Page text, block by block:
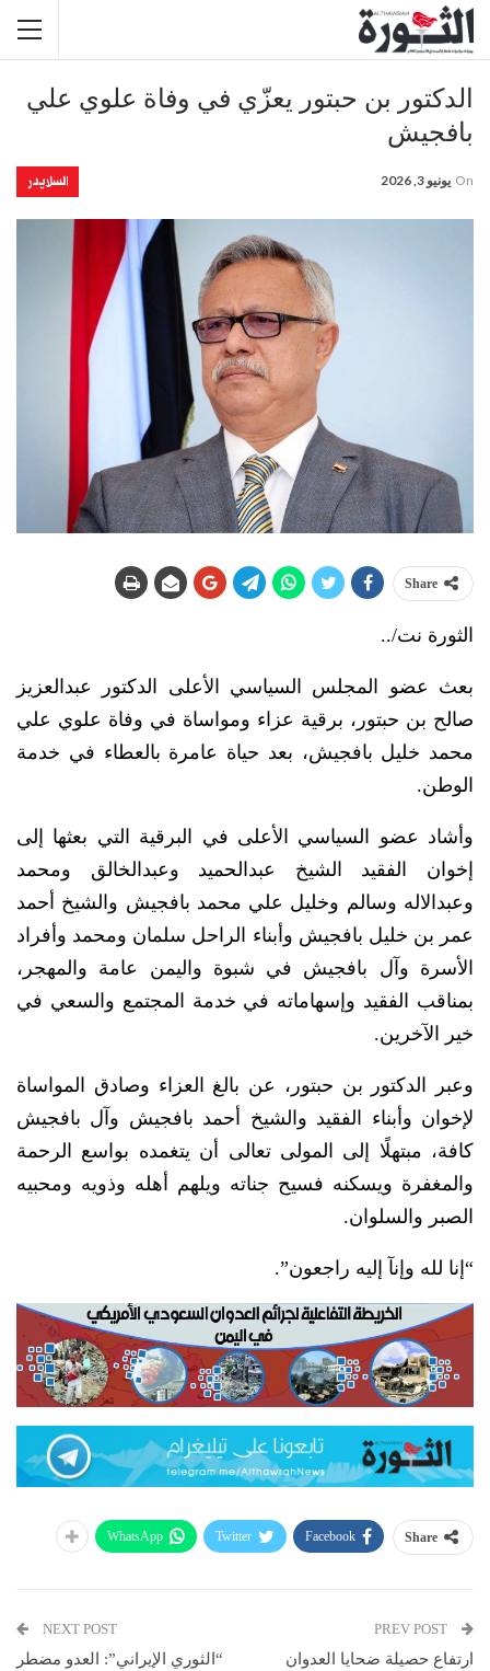
الدكتور بن حبتور يعزّي في وفاة علوي علي
بافجيش
السلايدر On يونيو 3, 2026
Share
الثورة نت/..
بعث عضو المجلس السياسي الأعلى الدكتور عبدالعزيز
صالح بن حبتور، برقية عزاء ومواساة في وفاة علوي علي
محمد خليل بافجيش، بعد حياة عامرة بالعطاء في خدمة
الوطن.
وأشاد عضو السياسي الأعلى في البرقية التي بعثها إلى
إخوان الفقيد الشيخ عبدالحميد وعبدالخالق ومحمد
وعبدالاله وسالم وخليل علي محمد بافجيش والشيخ أحمد
عمر بن خليل بافجيش وأبناء الراحل سلمان ومحمد وأفراد
الأسرة وآل بافجيش في شبوة واليمن عامة والمهجر،
بمناقب الفقيد وإسهاماته في خدمة المجتمع والسعي في
خير الآخرين.
وعبر الدكتور بن حبتور، عن بالغ العزاء وصادق المواساة
لإخوان وأبناء الفقيد والشيخ أحمد بافجيش وآل بافجيش
كافة، مبتهلًا إلى المولى تعالى أن يتغمده بواسع الرحمة
والمغفرة ويسكنه فسيح جناته ويلهم أهله وذويه ومحبيه
الصبر والسلوان.
“إنا لله وإنآ إليه راجعون”.
Share
Facebook
Twitter
WhatsApp
ارتفاع حصيلة ضحايا العدوان
NEXT POST
“الثوري الإيراني”: العدو مضطر